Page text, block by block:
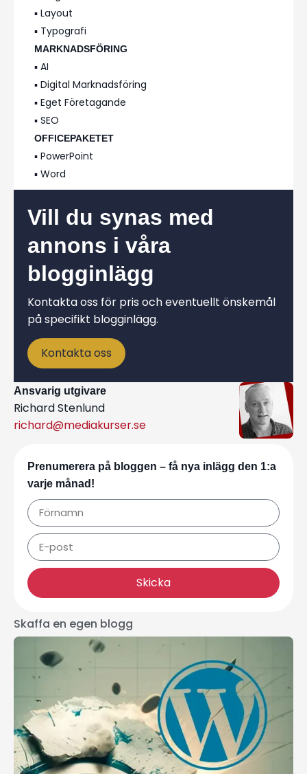
▪️ Layout
▪️ Typografi
MARKNADSFÖRING
▪️ AI
▪️ Digital Marknadsföring
▪️ Eget Företagande
▪️ SEO
OFFICEPAKETET
▪️ PowerPoint
▪️ Word
Vill du synas med
annons i våra
blogginlägg
Kontakta oss för pris och eventuellt önskemål
på specifikt blogginlägg.
Kontakta oss
Ansvarig utgivare
Richard Stenlund
richard@mediakurser.se
Prenumerera på bloggen – få nya inlägg den 1:a
varje månad!
Skicka
Skaffa en egen blogg